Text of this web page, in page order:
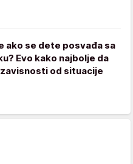
ako se dete posvađa sa
Evo kako najbolje da
od situacije